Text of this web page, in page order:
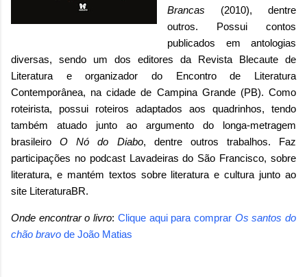
Brancas (2010), dentre
outros. Possui contos
publicados em antologias
diversas, sendo um dos editores da Revista Blecaute de
Literatura e organizador do Encontro de Literatura
Contemporânea, na cidade de Campina Grande (PB). Como
roteirista, possui roteiros adaptados aos quadrinhos, tendo
também atuado junto ao argumento do longa-metragem
brasileiroO Nó do Diabo, dentre outros trabalhos. Faz
participações no podcast Lavadeiras do São Francisco, sobre
literatura, e mantém textos sobre literatura e cultura junto ao
site LiteraturaBR.
Onde encontrar o livro: Clique aqui para comprar Os santos do
chão bravo de João Matias